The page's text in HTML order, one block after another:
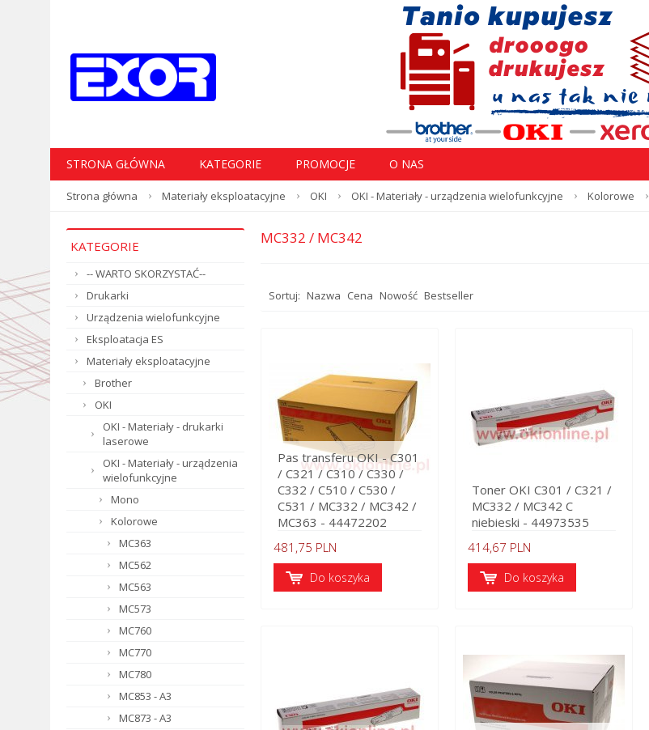
STRONA GŁÓWNA KATEGORIE PROMOCJE O NAS
Strona główna Materiały eksploatacyjne OKI OKI - Materiały - urządzenia wielofunkcyjne Kolorowe
KATEGORIE
-- WARTO SKORZYSTAĆ--
Drukarki
Urządzenia wielofunkcyjne
Eksploatacja ES
Materiały eksploatacyjne
Brother
OKI
OKI - Materiały - drukarki
laserowe
OKI - Materiały - urządzenia
wielofunkcyjne
Mono
Kolorowe
MC363
MC562
MC563
MC573
MC760
MC770
MC780
MC853 - A3
MC873 - A3
MC332 / MC342
Sortuj: Nazwa Cena Nowość Bestseller
Pas transferu OKI - C301
/ C321 / C310 / C330 /
C332 / C510 / C530 /
C531 / MC332 / MC342 /
MC363 - 44472202
481,75 PLN
Do koszyka
Toner OKI C301 / C321 /
MC332 / MC342 C
niebieski - 44973535
414,67 PLN
Do koszyka